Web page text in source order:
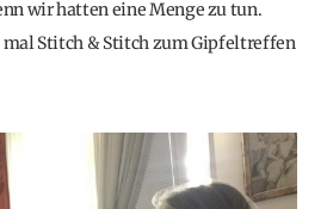
wir hatten eine Menge zu tun.
Stitch & Stitch zum Gipfeltreffen